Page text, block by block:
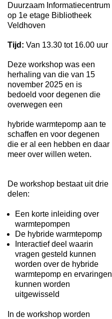
Duurzaam Informatiecentrum
op 1e etage Bibliotheek
Veldhoven
Tijd: Van 13.30 tot 16.00 uur
Deze workshop was een
herhaling van die van 15
november 2025 en is
bedoeld voor degenen die
overwegen een
hybride warmtepomp aan te
schaffen en voor degenen
die er al een hebben en daar
meer over willen weten.
De workshop bestaat uit drie
delen:
Een korte inleiding over
warmtepompen
De hybride warmtepomp
Interactief deel waarin
vragen gesteld kunnen
worden over de hybride
warmtepomp en ervaringen
kunnen worden
uitgewisseld
In de workshop worden